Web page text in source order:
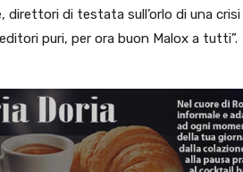
di testata sull’orlo di una crisi
puri, per ora buon Malox a tutti”.